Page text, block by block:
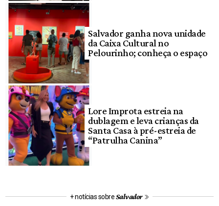
Salvador ganha nova unidade
da Caixa Cultural no
Pelourinho; conheça o espaço
Lore Improta estreia na
dublagem e leva crianças da
Santa Casa à pré-estreia de
“Patrulha Canina”
+ notícias sobreSalvador